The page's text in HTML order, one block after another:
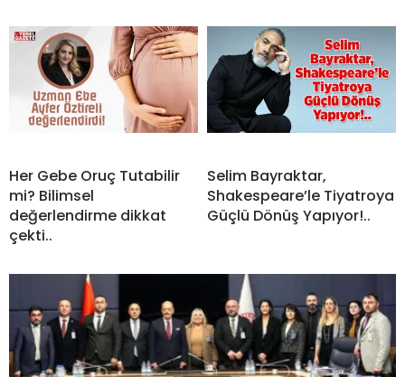
Her Gebe Oruç Tutabilir
mi? Bilimsel
değerlendirme dikkat
çekti..
Selim Bayraktar,
Shakespeare’le Tiyatroya
Güçlü Dönüş Yapıyor!..